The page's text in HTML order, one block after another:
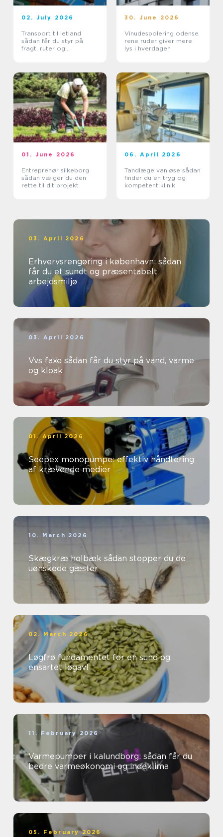
02. July 2026
Transport til letland
sådan får du styr på
fragt, ruter og
30. June 2026
Vinudespolering odense
rene ruder giver mere
lys i hverdagen
01. June 2026
Entreprenør silkeborg
sådan vælger du den
rette til dit projekt
06. April 2026
Tandlæge vanløse sådan
finder du en tryg og
kompetent klinik
03. April 2026
Erhvervsrengøring i københavn: sådan
får du et sundt og præsentabelt
arbejdsmiljø
03. April 2026
Vvs faxe sådan får du styr på vand, varme
og kloak
01. April 2026
Seepex monopumpe: effektiv håndtering
af krævende medier
10. March 2026
Skægkræ holbæk sådan stopper du de
uønskede gæster
02. March 2026
Løgfrø fundamentet for en sund og
ensartet løgavl
11. February 2026
Varmepumper i kalundborg: sådan får du
bedre varmeøkonomi og indeklima
05. February 2026